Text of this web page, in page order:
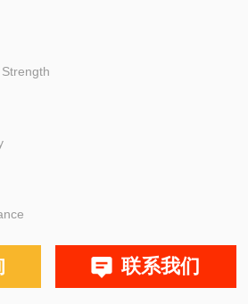
，GC-2014，GC-2030
联系我们